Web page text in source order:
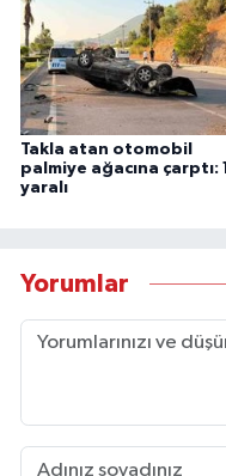
Takla atan otomobil
palmiye ağacına çarptı: 1
yaralı
Yorumlar